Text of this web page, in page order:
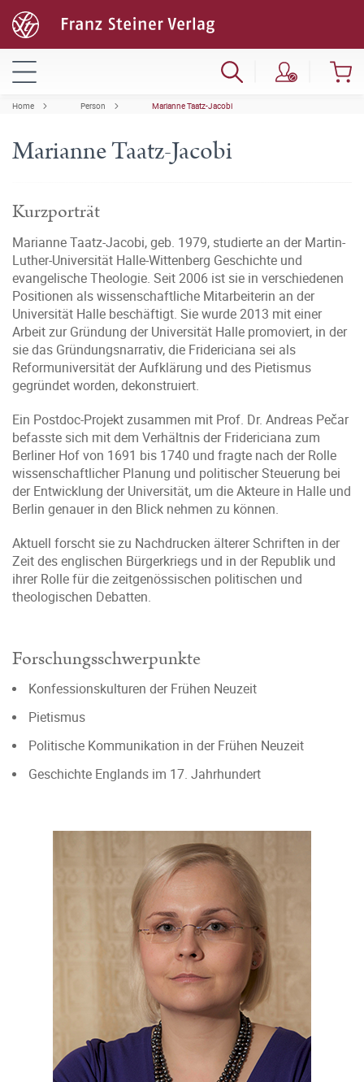
Home Person Marianne Taatz-Jacobi
Marianne Taatz-Jacobi
Kurzporträt
Marianne Taatz-Jacobi, geb. 1979, studierte an der Martin-
Luther-Universität Halle-Wittenberg Geschichte und
evangelische Theologie. Seit 2006 ist sie in verschiedenen
Positionen als wissenschaftliche Mitarbeiterin an der
Universität Halle beschäftigt. Sie wurde 2013 mit einer
Arbeit zur Gründung der Universität Halle promoviert, in der
sie das Gründungsnarrativ, die Fridericiana sei als
Reformuniversität der Aufklärung und des Pietismus
gegründet worden, dekonstruiert.
Ein Postdoc-Projekt zusammen mit Prof. Dr. Andreas Pečar
befasste sich mit dem Verhältnis der Fridericiana zum
Berliner Hof von 1691 bis 1740 und fragte nach der Rolle
wissenschaftlicher Planung und politischer Steuerung bei
der Entwicklung der Universität, um die Akteure in Halle und
Berlin genauer in den Blick nehmen zu können.
Aktuell forscht sie zu Nachdrucken älterer Schriften in der
Zeit des englischen Bürgerkriegs und in der Republik und
ihrer Rolle für die zeitgenössischen politischen und
theologischen Debatten.
Forschungsschwerpunkte
Konfessionskulturen der Frühen Neuzeit
Pietismus
Politische Kommunikation in der Frühen Neuzeit
Geschichte Englands im 17. Jahrhundert